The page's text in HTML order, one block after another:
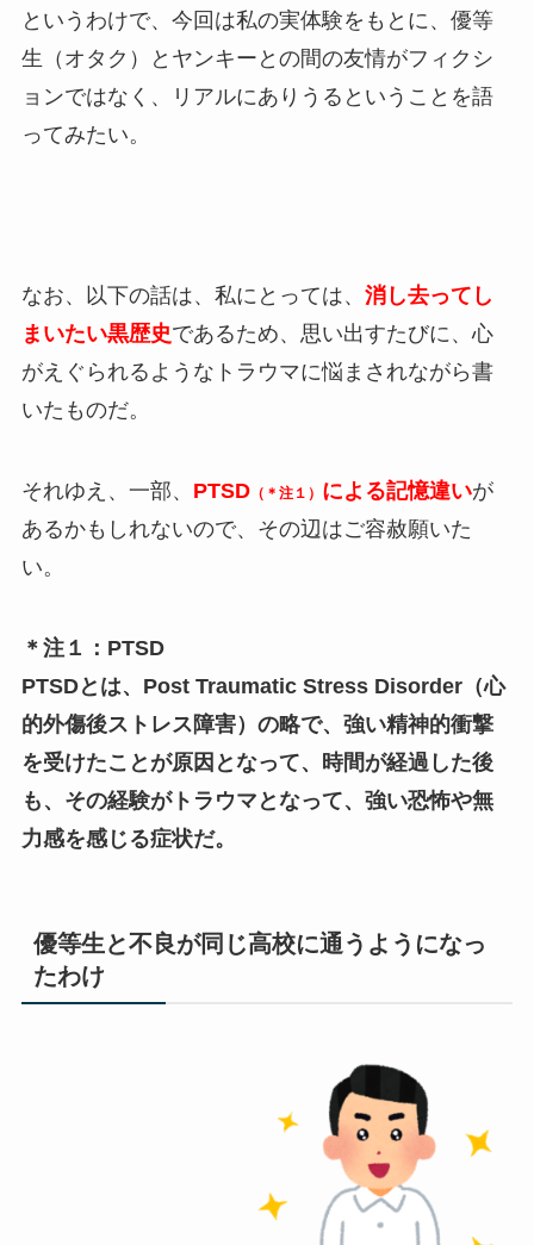
というわけで、今回は私の実体験をもとに、優等
生（オタク）とヤンキーとの間の友情がフィクシ
ョンではなく、リアルにありうるということを語
ってみたい。
なお、以下の話は、私にとっては、 消し去ってし
まいたい黒歴史であるため、思い出すたびに、心
がえぐられるようなトラウマに悩まされながら書
いたものだ。
それゆえ、一部、 PTSD（ ＊ 注１） による記憶違いが
あるかもしれないので、その辺はご容赦願いた
い。
＊注１：PTSD
PTSDとは、Post Traumatic Stress Disorder（心
的外傷後ストレス障害）の略で、強い精神的衝撃
を受けたことが原因となって、時間が経過した後
も、その経験がトラウマとなって、強い恐怖や無
力感を感じる症状だ。
優等生と不良が同じ高校に通うようになっ
たわけ